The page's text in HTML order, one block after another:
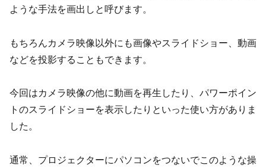
ような手法を画出しと呼びます。
もちろんカメラ映像以外にも画像やスライドショー、動画
などを投影することもできます。
今回はカメラ映像の他に動画を再生したり、パワーポイン
トのスライドショーを表示したりといった使い方がありま
した。
通常、プロジェクターにパソコンをつないでこのような操